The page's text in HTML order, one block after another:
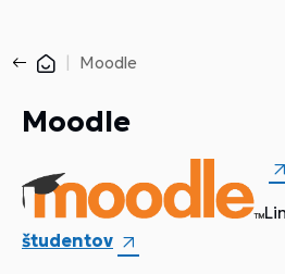
Moodle
Moodle
študentov